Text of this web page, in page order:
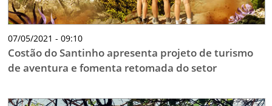
07/05/2021 - 09:10
Costão do Santinho apresenta projeto de turismo
de aventura e fomenta retomada do setor